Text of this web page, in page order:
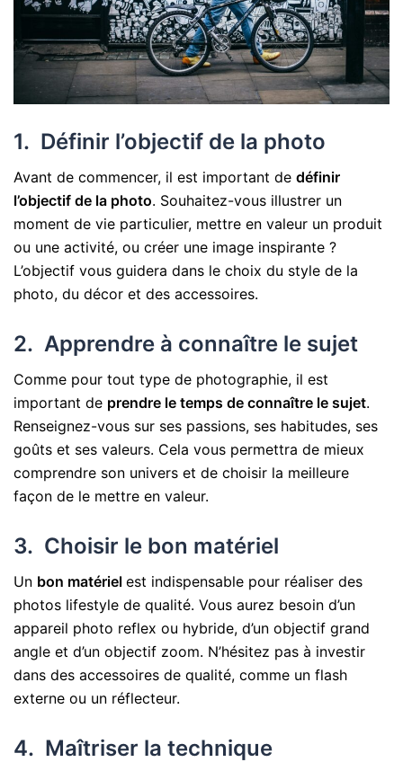
1. Définir l’objectif de la photo
Avant de commencer, il est important de définir
l’objectif de la photo. Souhaitez-vous illustrer un
moment de vie particulier, mettre en valeur un produit
ou une activité, ou créer une image inspirante ?
L’objectif vous guidera dans le choix du style de la
photo, du décor et des accessoires.
2. Apprendre à connaître le sujet
Comme pour tout type de photographie, il est
important de prendre le temps de connaître le sujet.
Renseignez-vous sur ses passions, ses habitudes, ses
goûts et ses valeurs. Cela vous permettra de mieux
comprendre son univers et de choisir la meilleure
façon de le mettre en valeur.
3. Choisir le bon matériel
Un bon matériel est indispensable pour réaliser des
photos lifestyle de qualité. Vous aurez besoin d’un
appareil photo reflex ou hybride, d’un objectif grand
angle et d’un objectif zoom. N’hésitez pas à investir
dans des accessoires de qualité, comme un flash
externe ou un réflecteur.
4. Maîtriser la technique